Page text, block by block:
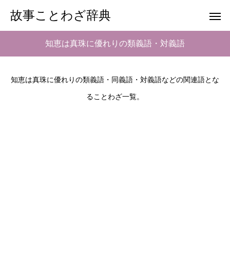
故事ことわざ辞典
知恵は真珠に優れりの類義語・対義語
知恵は真珠に優れりの類義語・同義語・対義語などの関連語とな
ることわざ一覧。